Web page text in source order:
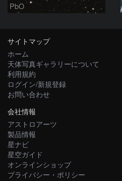
PbO
サイトマップ
ホーム
天体写真ギャラリーについて
利用規約
ログイン/新規登録
お問い合わせ
会社情報
アストロアーツ
製品情報
星ナビ
星空ガイド
オンラインショップ
プライバシー・ポリシー